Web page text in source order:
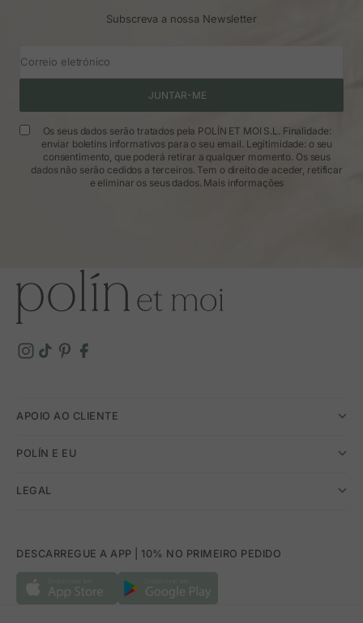
Subscreva a nossa Newsletter
Correio eletrónico
JUNTAR-ME
Os seus dados serão tratados pela POLÍN ET MOI S.L. Finalidade:
enviar boletins informativos para o seu email. Legitimidade: o seu
consentimento, que poderá retirar a qualquer momento. Os seus
dados não serão cedidos a terceiros. Tem o direito de aceder, retificar
e eliminar os seus dados. Mais informações
APOIO AO CLIENTE
POLÍN E EU
LEGAL
DESCARREGUE A APP | 10% NO PRIMEIRO PEDIDO